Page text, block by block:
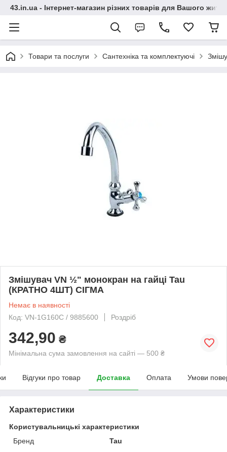
43.in.ua - Інтернет-магазин різних товарів для Вашого
Товари та послуги Сантехніка та комплектуючі
Змішувач VN ½" монокран на гайці Tau
(КРАТНО 4ШТ) СІГМА
Немає в наявності
Код: VN-1G160C / 9885600
Роздріб
342,90 ₴
Мінімальна сума замовлення на сайті — 500 ₴
Відгуки про товар Доставка Оплата Умови
Характеристики
Користувальницькі характеристики
Бренд
Tau